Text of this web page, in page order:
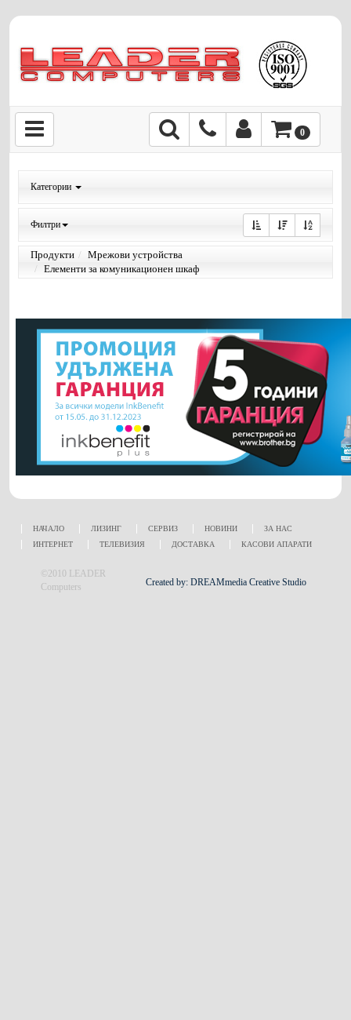
0
Категории
Филтри
Продукти
Мрежови устройства
Елементи за комуникационен шкаф
НАЧАЛО ЛИЗИНГ СЕРВИЗ НОВИНИ
ЗА НАС
ИНТЕРНЕТ
ТЕЛЕВИЗИЯ ДОСТАВКА КАСОВИ АПАРАТИ
Created by: DREAMmedia Creative Studio
©2010 LEADER
Computers